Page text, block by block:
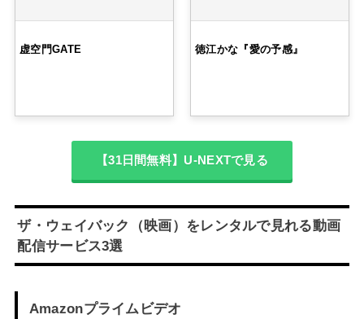
虚空門GATE 徳江かな『愛の予感』
【31日間無料】U-NEXTで見る
ザ・ウェイバック（映画）をレンタルで見れる動画
配信サービス3選
Amazonプライムビデオ